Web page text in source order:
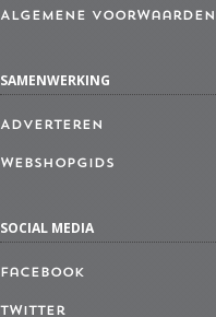
Algemene Voorwaarden
SAMENWERKING
Adverteren
Webshopgids
SOCIAL MEDIA
Facebook
Twitter